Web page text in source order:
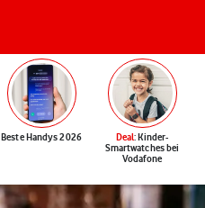
Beste Handys 2026 Deal: Kinder-
Smartwatches bei
Vodafone